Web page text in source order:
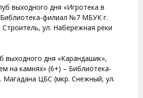
выходного дня «Игротека в
филиал №7 МБУК г.
ул. Набережная реки
выходного дня «Карандашик»,
на камнях» (6+) – Библиотека-
ЦБС (мкр. Снежный, ул.